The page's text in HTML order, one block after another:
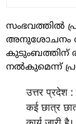
സംഭവത്തിൽ
അനുശോചനം
കുടുംബത്തിന്
നൽകുമെന്ന്
उत्तर प्रदेश
कई छात्र